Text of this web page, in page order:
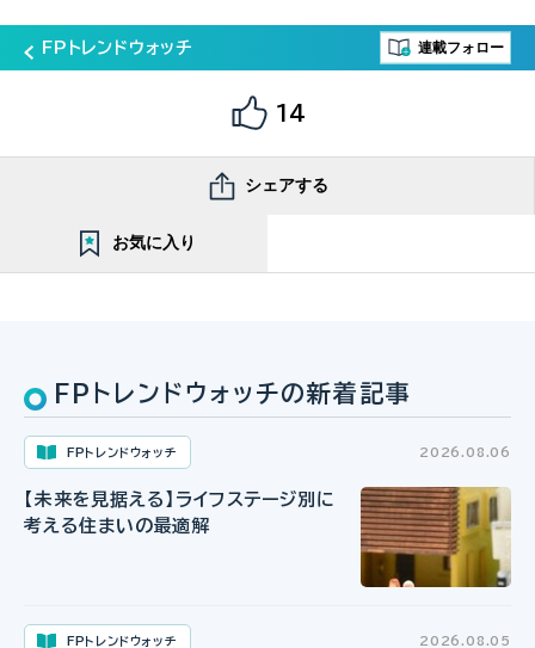
FPトレンドウォッチ 連載フォロー
14
シェアする
お気に入り
FPトレンドウォッチの新着記事
FPトレンドウォッチ 2026.08.06
【未来を見据える】ライフステージ別に
考える住まいの最適解
FPトレンドウォッチ 2026.08.05